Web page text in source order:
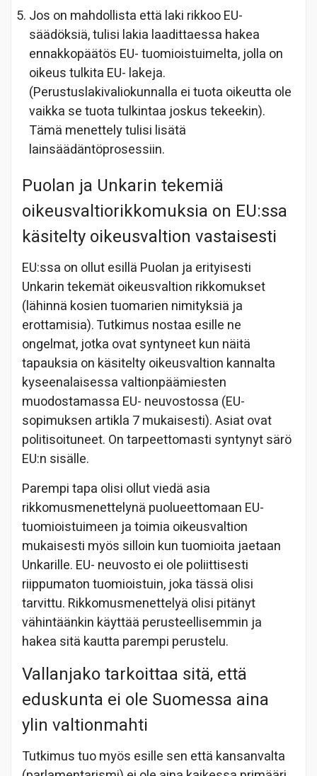
Jos on mahdollista että laki rikkoo EU-
säädöksiä, tulisi lakia laadittaessa hakea
ennakkopäätös EU- tuomioistuimelta, jolla on
oikeus tulkita EU- lakeja.
(Perustuslakivaliokunnalla ei tuota oikeutta ole
vaikka se tuota tulkintaa joskus tekeekin).
Tämä menettely tulisi lisätä
lainsäädäntöprosessiin.
Puolan ja Unkarin tekemiä
oikeusvaltiorikkomuksia on EU:ssa
käsitelty oikeusvaltion vastaisesti
EU:ssa on ollut esillä Puolan ja erityisesti
Unkarin tekemät oikeusvaltion rikkomukset
(lähinnä kosien tuomarien nimityksiä ja
erottamisia). Tutkimus nostaa esille ne
ongelmat, jotka ovat syntyneet kun näitä
tapauksia on käsitelty oikeusvaltion kannalta
kyseenalaisessa valtionpäämiesten
muodostamassa EU- neuvostossa (EU-
sopimuksen artikla 7 mukaisesti). Asiat ovat
politisoituneet. On tarpeettomasti syntynyt särö
EU:n sisälle.
Parempi tapa olisi ollut viedä asia
rikkomusmenettelynä puolueettomaan EU-
tuomioistuimeen ja toimia oikeusvaltion
mukaisesti myös silloin kun tuomioita jaetaan
Unkarille. EU- neuvosto ei ole poliittisesti
riippumaton tuomioistuin, joka tässä olisi
tarvittu. Rikkomusmenettelyä olisi pitänyt
vähintäänkin käyttää perusteellisemmin ja
hakea sitä kautta parempi perustelu.
Vallanjako tarkoittaa sitä, että
eduskunta ei ole Suomessa aina
ylin valtionmahti
Tutkimus tuo myös esille sen että kansanvalta